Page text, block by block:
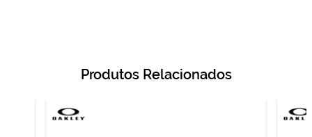
Produtos Relacionados